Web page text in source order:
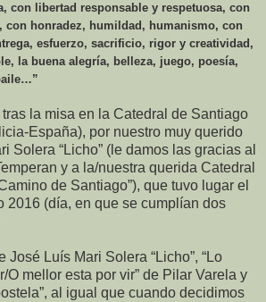
con libertad responsable y respetuosa, con
honradez, humildad, humanismo, con
esfuerzo, sacrificio, rigor y creatividad,
la buena alegría, belleza, juego, poesía,
la misa en la Catedral de Santiago
España), por nuestro muy querido
Solera “Licho” (le damos las gracias al
y a la/nuestra querida Catedral
de Santiago”), que tuvo lugar el
2016 (día, en que se cumplían dos
José Luís Mari Solera “Licho”, “Lo
O mellor esta por vir” de Pilar Varela y
al igual que cuando decidimos